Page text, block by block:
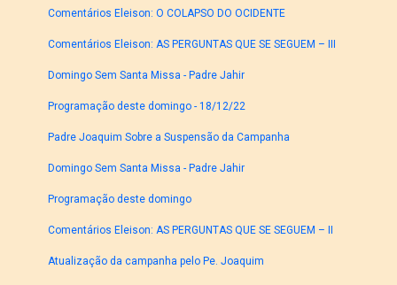
Comentários Eleison: O COLAPSO DO OCIDENTE
Comentários Eleison: AS PERGUNTAS QUE SE SEGUEM – III
Domingo Sem Santa Missa - Padre Jahir
Programação deste domingo - 18/12/22
Padre Joaquim Sobre a Suspensão da Campanha
Domingo Sem Santa Missa - Padre Jahir
Programação deste domingo
Comentários Eleison: AS PERGUNTAS QUE SE SEGUEM – II
Atualização da campanha pelo Pe. Joaquim